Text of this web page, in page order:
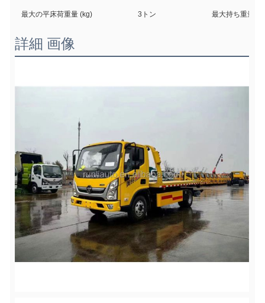
最大の平床荷重量 (kg) 3トン 最大持ち重量
詳細 画像